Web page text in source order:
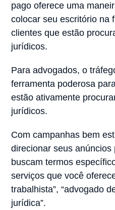
pago oferece uma
colocar seu escritório na
clientes que estão
jurídicos.
Para advogados, o
ferramenta poderosa
estão ativamente
jurídicos.
Com campanhas bem
direcionar seus
buscam termos
serviços que você
trabalhista”, “advogado
jurídica”.